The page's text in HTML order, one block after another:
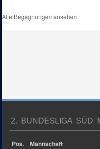
Alle Begegnungen ansehen
2. BUNDESLIGA SÜD
Pos. Mannschaft